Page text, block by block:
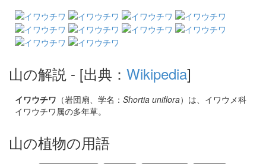
山の解説 - [出典： Wikipedia]
イワウチワ （岩団扇、学名： Shortia uniflora）は、イワウメ科
イワウチワ属の多年草。
山の植物の用語